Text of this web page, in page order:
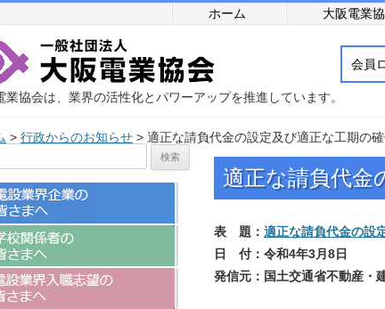
ホーム 大阪電業
業協会は、業界の活性化とパワーアップを推進しています。
会員
> 行政からのお知らせ > 適正な請負代金の設定及び適正な工期の
適正な請負代金
表 題： 適正な請負代金の設
日 付：令和4年3月8日
発信元：国土交通省不動産・